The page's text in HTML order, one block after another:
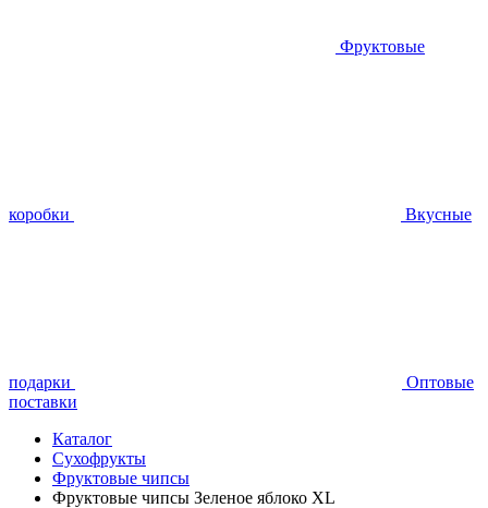
Фруктовые
коробки Вкусные
подарки
Оптовые
поставки
Каталог
Сухофрукты
Фруктовые чипсы
Фруктовые чипсы Зеленое яблоко XL